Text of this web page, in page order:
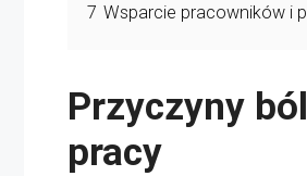
7 Wsparcie pracowników i
Przyczyny
pracy